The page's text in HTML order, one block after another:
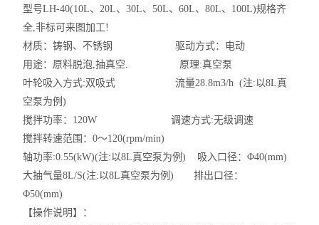
型号LH-40(10L、20L、30L、50L、60L、80L、100L)规格齐
全,非标可来图加工!
材质：铸钢、不锈钢 驱动方式：电动
用途：原料脱泡,抽真空. 原理:真空泵
叶轮吸入方式:双吸式 流量28.8m3/h (注:以8L真
空泵为例)
搅拌功率：120W 调速方式:无级调速
搅拌转速范围：0～120(rpm/min)
轴功率:0.55(kW)(注:以8L真空泵为例) 吸入口径：Φ40(mm)
大抽气量8L/S(注:以8L真空泵为例) 排出口径：
Φ50(mm)
【操作说明】：